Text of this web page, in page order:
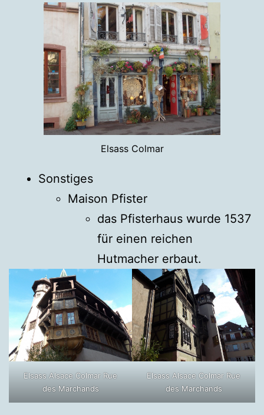
Elsass Colmar
Sonstiges
Maison Pfister
das Pfisterhaus wurde 1537
für einen reichen
Hutmacher erbaut.
Elsass Alsace Colmar Rue
des Marchands
Elsass Alsace Colmar Rue
des Marchands